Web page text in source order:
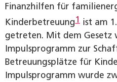
Finanzhilfen für
Kinderbetreuung1 ist am
getreten. Mit dem Gesetz
Impulsprogramm zur
Betreuungsplätze für
Impulsprogramm wurde